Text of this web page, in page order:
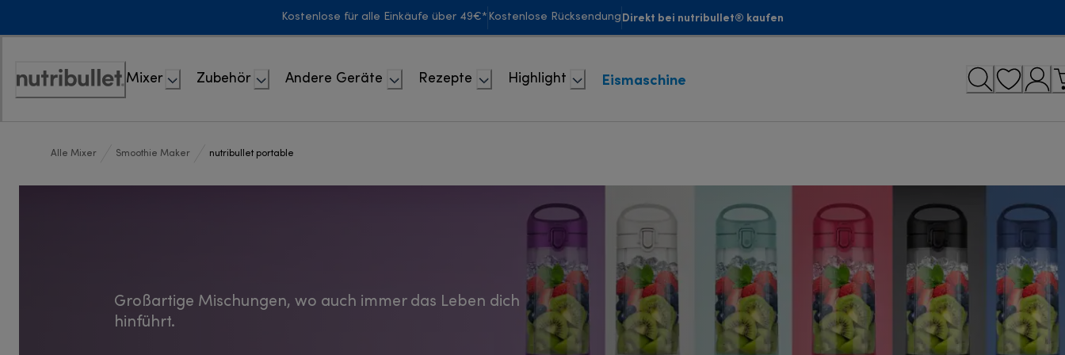
Kostenlose für alle Einkäufe über 49€* Kostenlose Rücksendung Direkt bei nutribullet® kaufen
Erklärung
Mixer Zubehör Andere Geräte Rezepte Highlight Eismaschine
Alle Mixer Smoothie Maker nutribullet portable
Großartige Mischungen, wo auch immer das Leben dich
hinführt.